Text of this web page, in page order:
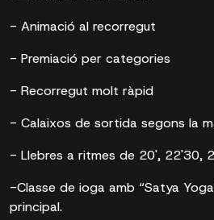
- Animació al recorregut
- Premiació per categories
- Recorregut molt ràpid
- Calaixos de sortida segons la
- Llebres a ritmes de 20', 22'30,
-Classe de ioga amb “Satya
principal.